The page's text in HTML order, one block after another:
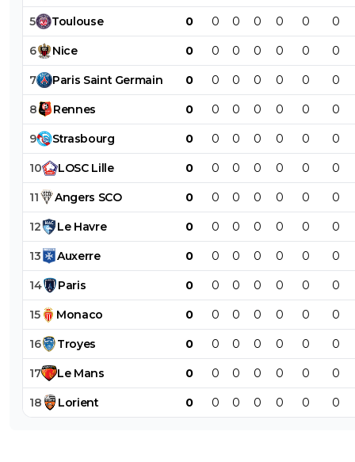
5 Toulouse 0 0 0 0 0 0 0
6 Nice 0 0 0 0 0 0 0
7 Paris Saint Germain 0 0 0 0 0 0 0
8 Rennes 0 0 0 0 0 0 0
9 Strasbourg 0 0 0 0 0 0 0
10 LOSC Lille 0 0 0 0 0 0 0
11 Angers SCO 0 0 0 0 0 0 0
12 Le Havre 0 0 0 0 0 0 0
13 Auxerre 0 0 0 0 0 0 0
14 Paris 0 0 0 0 0 0 0
15 Monaco 0 0 0 0 0 0 0
16 Troyes 0 0 0 0 0 0 0
17 Le Mans 0 0 0 0 0 0 0
18 Lorient 0 0 0 0 0 0 0